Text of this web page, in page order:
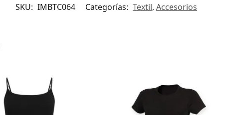
SKU: IMBTC064 Categorías: Textil, Accesorios